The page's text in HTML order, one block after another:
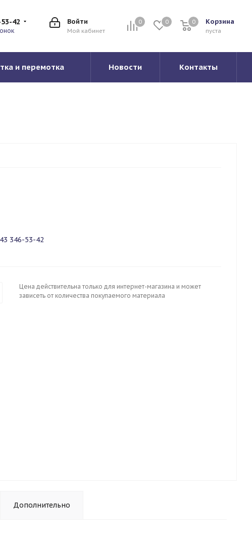
0 0 Корзина
0
пуста
0
Войти
Мой кабинет
42
и перемотка Новости Контакты
346-53-42
Цена действительна только для интернет-магазина и может
зависеть от количества покупаемого материала
Дополнительно